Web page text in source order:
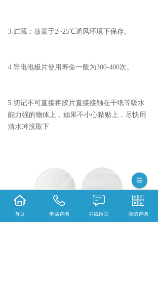
3.贮藏：放置于2~25℃通风环境下保存。
4.导电电极片使用寿命一般为300-400次。
5.切记不可直接将胶片直接接触在干纸等吸水
能力强的物体上，如果不小心粘贴上，尽快用
清水冲洗取下
首页 电话咨询 在线留言 微信咨询